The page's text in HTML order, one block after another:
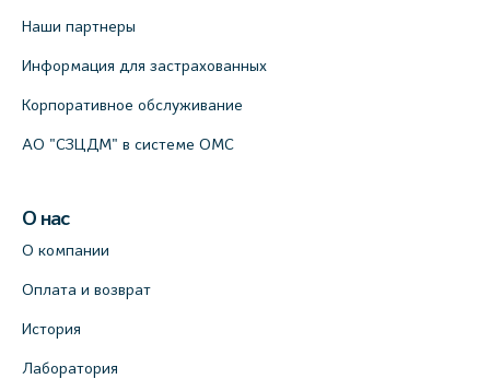
Наши партнеры
Информация для застрахованных
Корпоративное обслуживание
АО "СЗЦДМ" в системе ОМС
О нас
О компании
Оплата и возврат
История
Лаборатория